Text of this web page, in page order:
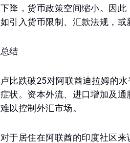
下降，货币政策空间缩小。因
如引入货币限制、汇款法规，或
总结
卢比跌破25对阿联酋迪拉姆的
症状。资本外流、进口增加及
难以控制外汇市场。
对于居住在阿联酋的印度社区